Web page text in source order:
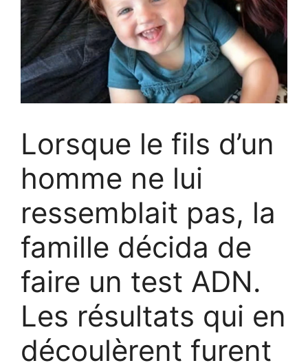
Lorsque le fils d’un
homme ne lui
ressemblait pas, la
famille décida de
faire un test ADN.
Les résultats qui en
découlèrent furent